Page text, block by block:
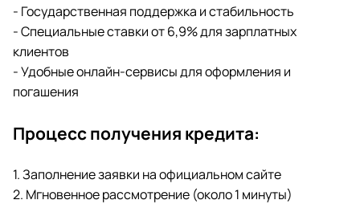
- Государственная поддержка и стабильность
- Специальные ставки от 6,9% для зарплатных
клиентов
- Удобные онлайн-сервисы для оформления и
погашения
Процесс получения кредита:
1. Заполнение заявки на официальном сайте
2. Мгновенное рассмотрение (около 1 минуты)